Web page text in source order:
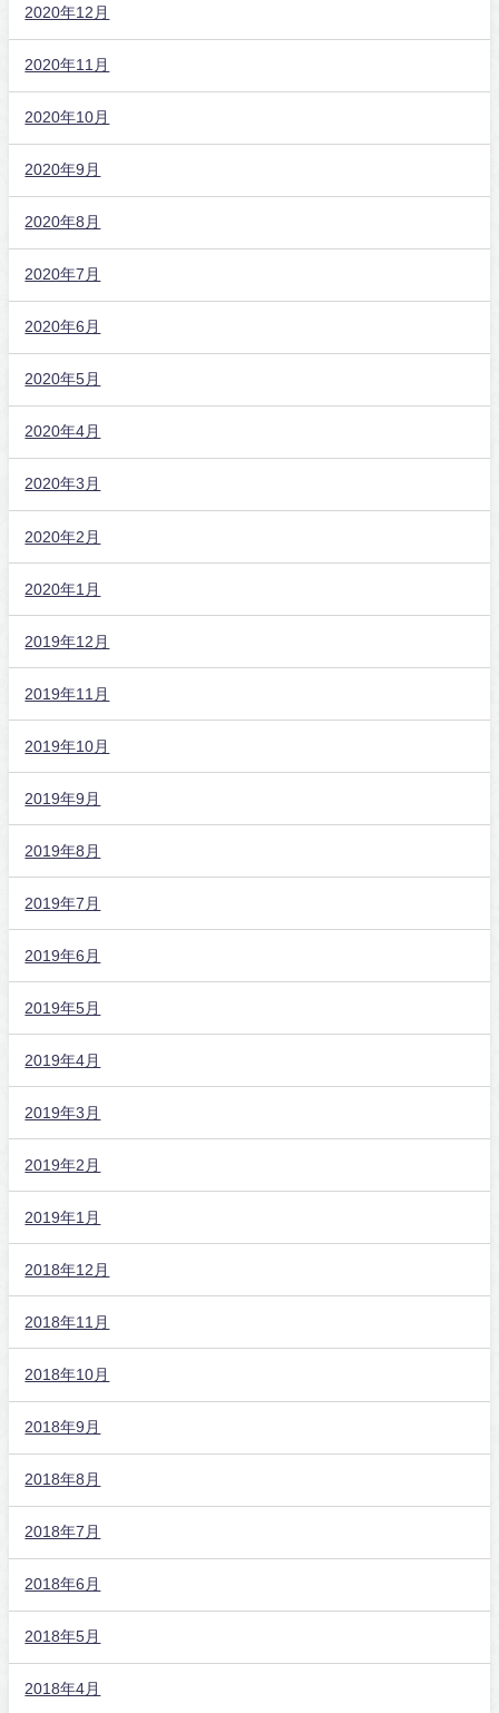
2020年12月
2020年11月
2020年10月
2020年9月
2020年8月
2020年7月
2020年6月
2020年5月
2020年4月
2020年3月
2020年2月
2020年1月
2019年12月
2019年11月
2019年10月
2019年9月
2019年8月
2019年7月
2019年6月
2019年5月
2019年4月
2019年3月
2019年2月
2019年1月
2018年12月
2018年11月
2018年10月
2018年9月
2018年8月
2018年7月
2018年6月
2018年5月
2018年4月